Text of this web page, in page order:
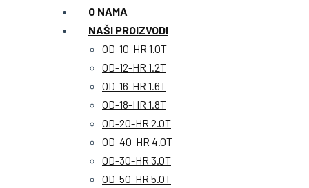
O NAMA
NAŠI PROIZVODI
OD-10-HR 1.0T
OD-12-HR 1.2T
OD-16-HR 1.6T
OD-18-HR 1.8T
OD-20-HR 2.0T
OD-40-HR 4.0T
OD-30-HR 3.0T
OD-50-HR 5.0T